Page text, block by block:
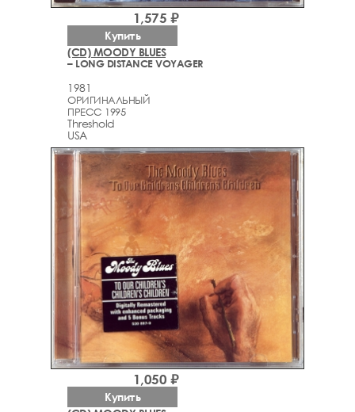
(CD) MOODY BLUES
– LONG DISTANCE VOYAGER
1981
ОРИГИНАЛЬНЫЙ
ПРЕСС 1995
Threshold
USA
1,575 ₽
Купить
1,050 ₽
Купить